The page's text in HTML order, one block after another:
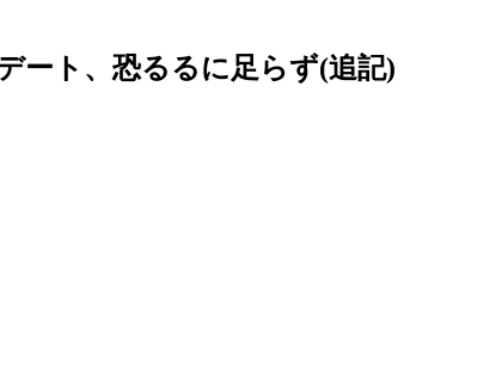
ート、恐るるに足らず(追記)